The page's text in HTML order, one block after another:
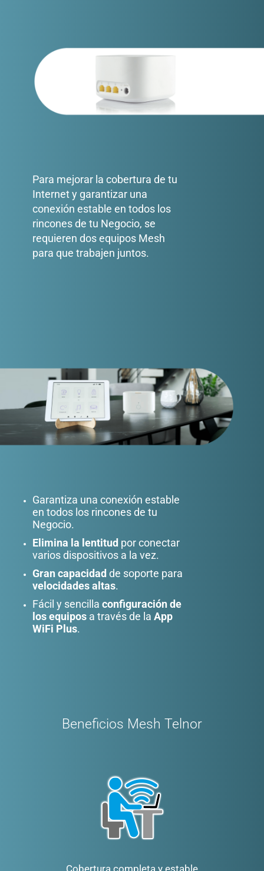
Para mejorar la cobertura de tu
Internet y garantizar una
conexión estable en todos los
rincones de tu Negocio, se
requieren dos equipos Mesh
para que trabajen juntos.
Garantiza una conexión estable
en todos los rincones de tu
Negocio.
Elimina la lentitud por conectar
varios dispositivos a la vez.
Gran capacidad de soporte para
velocidades altas.
Fácil y sencilla configuración de
los equipos a través de la App
WiFi Plus.
Beneficios Mesh Telnor